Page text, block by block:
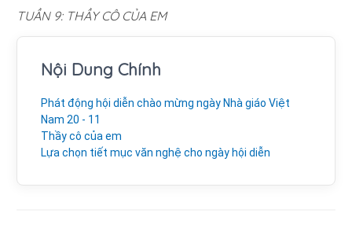
TUẦN 9: THẦY CÔ CỦA EM
Nội Dung Chính
Phát động hội diễn chào mừng ngày Nhà giáo Việt
Nam 20 - 11
Thầy cô của em
Lựa chọn tiết mục văn nghệ cho ngày hội diễn